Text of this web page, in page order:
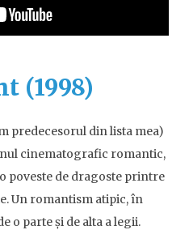
(1998)
predecesorul din lista mea)
cinematografic romantic,
poveste de dragoste printre
Un romantism atipic, în
o parte și de alta a legii.